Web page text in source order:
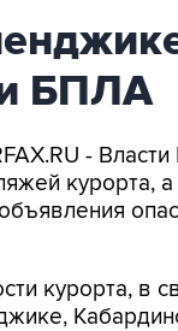
БПЛА
-
курорта, в